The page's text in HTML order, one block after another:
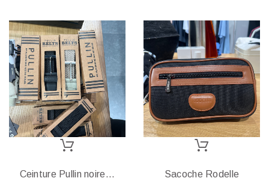
Ceinture Pullin noire... Sacoche Rodelle